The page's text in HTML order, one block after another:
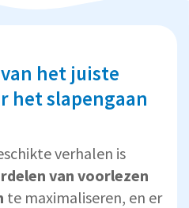
het juiste
het slapengaan
verhalen is
van voorlezen
te maximaliseren, en er